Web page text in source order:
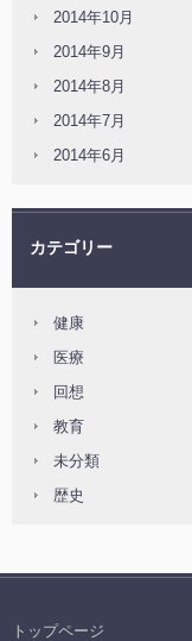
2014年10月
2014年9月
2014年8月
2014年7月
2014年6月
カテゴリー
健康
医療
回想
教育
未分類
歴史
トップページ